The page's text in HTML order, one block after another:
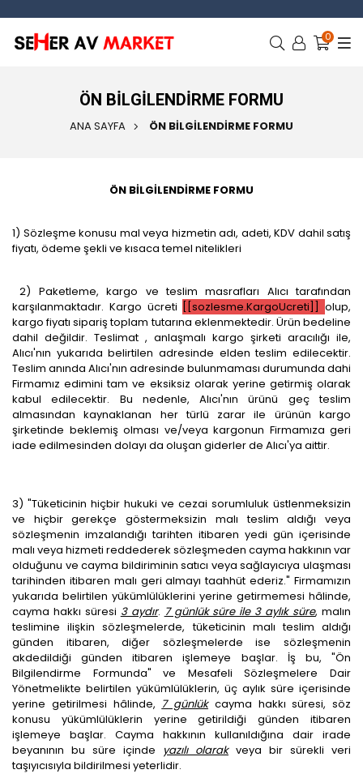
0
ÖN BILGILENDIRME FORMU
ANA SAYFA ÖN BILGILENDIRME FORMU
ÖN BİLGİLENDİRME FORMU
1) Sözleşme konusu mal veya hizmetin adı, adeti, KDV dahil satış
fiyatı, ödeme şekli ve kısaca temel nitelikleri
2) Paketleme, kargo ve teslim masrafları Alıcı tarafından
karşılanmaktadır. Kargo ücreti [[sozlesme.KargoUcreti]] olup,
kargo fiyatı sipariş toplam tutarına eklenmektedir. Ürün bedeline
dahil değildir. Teslimat , anlaşmalı kargo şirketi aracılığı ile,
Alıcı'nın yukarıda belirtilen adresinde elden teslim edilecektir.
Teslim anında Alıcı'nın adresinde bulunmaması durumunda dahi
Firmamız edimini tam ve eksiksiz olarak yerine getirmiş olarak
kabul edilecektir. Bu nedenle, Alıcı'nın ürünü geç teslim
almasından kaynaklanan her türlü zarar ile ürünün kargo
şirketinde beklemiş olması ve/veya kargonun Firmamıza geri
iade edilmesinden dolayı da oluşan giderler de Alıcı'ya aittir.
3) "Tüketicinin hiçbir hukuki ve cezai sorumluluk üstlenmeksizin
ve hiçbir gerekçe göstermeksizin malı teslim aldığı veya
sözleşmenin imzalandığı tarihten itibaren yedi gün içerisinde
malı veya hizmeti reddederek sözleşmeden cayma hakkının var
olduğunu ve cayma bildiriminin satıcı veya sağlayıcıya ulaşması
tarihinden itibaren malı geri almayı taahhüt ederiz." Firmamızın
yukarıda belirtilen yükümlülüklerini yerine getirmemesi hâlinde,
cayma hakkı süresi 3 aydır. 7 günlük süre ile 3 aylık süre, malın
teslimine ilişkin sözleşmelerde, tüketicinin malı teslim aldığı
günden itibaren, diğer sözleşmelerde ise sözleşmenin
akdedildiği günden itibaren işlemeye başlar. İş bu, "Ön
Bilgilendirme Formunda" ve Mesafeli Sözleşmelere Dair
Yönetmelikte belirtilen yükümlülüklerin, üç aylık süre içerisinde
yerine getirilmesi hâlinde, 7 günlükcayma hakkı süresi, söz
konusu yükümlülüklerin yerine getirildiği günden itibaren
işlemeye başlar. Cayma hakkının kullanıldığına dair irade
beyanının bu süre içinde
yazılı olarakveya bir sürekli veri
taşıyıcısıyla bildirilmesi yeterlidir.